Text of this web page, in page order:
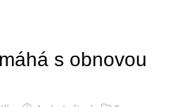
s obnovou